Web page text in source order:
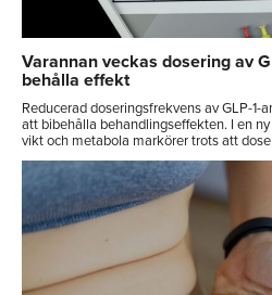
Varannan veckas dosering av
behålla effekt
Reducerad doseringsfrekvens av GLP-
att bibehålla behandlingseffekten. I en
vikt och metabola markörer trots att